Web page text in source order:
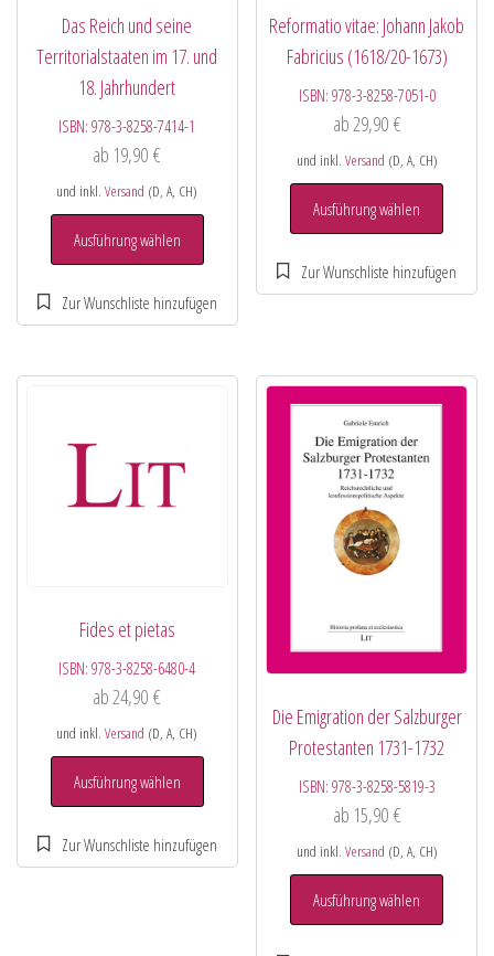
Das Reich und seine
Territorialstaaten im 17. und
18. Jahrhundert
ISBN:978-3-8258-7414-1
ab 19,90€
und inkl.Versand (D, A, CH)
Ausführung wählen
Reformatio vitae: Johann Jakob
Fabricius (1618/20-1673)
ISBN: 978-3-8258-7051-0
ab29,90 €
und inkl. Versand (D, A, CH)
Ausführung wählen
Fides et pietas
ISBN:978-3-8258-6480-4
ab24,90€
und inkl.Versand (D, A, CH)
Ausführung wählen
Die Emigration der Salzburger
Protestanten 1731-1732
ISBN: 978-3-8258-5819-3
ab 15,90 €
und inkl. Versand (D, A, CH)
Ausführung wählen